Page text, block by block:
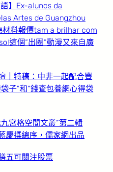
語】Ex-alunos da
Artes de Guangzhou
材料報價tam a brilhar com
這個“出圈”動漫又來自廣
｜特稿：中非一起配合豐
子”和“錢查包養網心得袋
九宮格空間文叢”第二輯
慶撰總序，儒家網出品
五可關注股票